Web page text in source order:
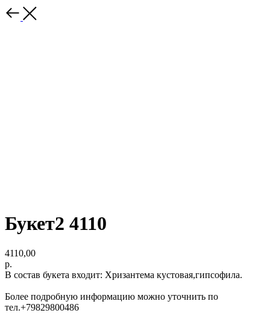
Букет2 4110
4110,00
р.
В состав букета входит: Хризантема кустовая,гипсофила.
Более подробную информацию можно уточнить по
тел.+79829800486